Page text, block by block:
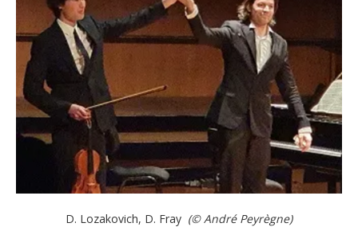
D. Lozakovich, D. Fray (© André Peyrègne)